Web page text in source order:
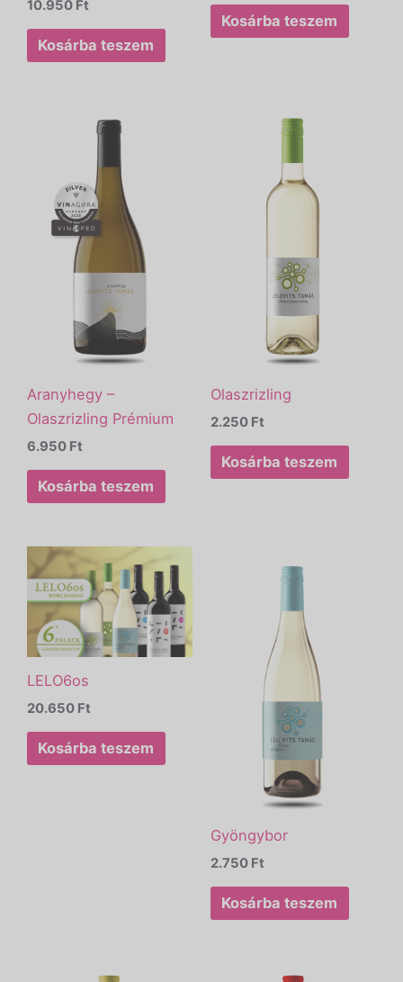
10.950 Ft
Kosárba teszem
Kosárba teszem
Aranyhegy –
Olaszrizling Prémium
6.950 Ft
Kosárba teszem
Olaszrizling
2.250 Ft
Kosárba teszem
LELO6os
20.650 Ft
Kosárba teszem
Gyöngybor
2.750 Ft
Kosárba teszem